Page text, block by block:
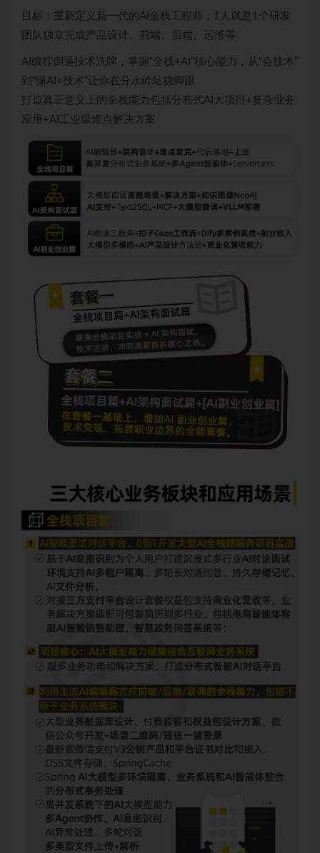
目标：重新定义新一代的AI全栈工程师，1人就是1个研发
团队独立完成产品设计、前端、后端、运维等
AI编程倒逼技术洗牌，掌握“全栈+AI”核心能力，从“会技术”
到“懂AI+技术”让你在分水岭站稳脚跟
打造真正意义上的全栈能力包括分布式AI大项目+复杂业务
应用+AI工业级难点解决方案